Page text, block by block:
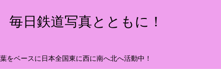
日鉄道写真とともに！
をベースに日本全国東に西に南へ北へ活動中！